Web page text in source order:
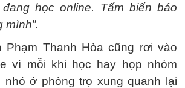
học online. Tấm biển báo
mình”.
Phạm Thanh Hòa cũng rơi vào
vì mỗi khi học hay họp nhóm
nhỏ ở phòng trọ xung quanh lại